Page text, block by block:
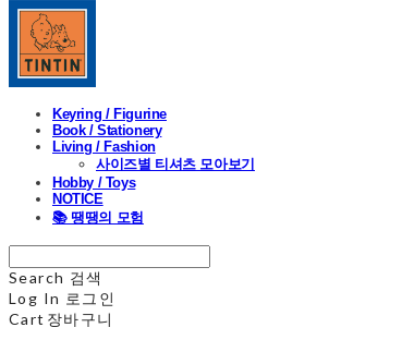
Keyring / Figurine
Book / Stationery
Living / Fashion
사이즈별 티셔츠 모아보기
Hobby / Toys
NOTICE
📚 땡땡의 모험
Search 검색
Log In 로그인
Cart 장바구니